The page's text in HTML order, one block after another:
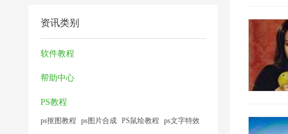
资讯类别
软件教程
帮助中心
PS教程
ps抠图教程 ps图片合成 PS鼠绘教程 ps文字特效